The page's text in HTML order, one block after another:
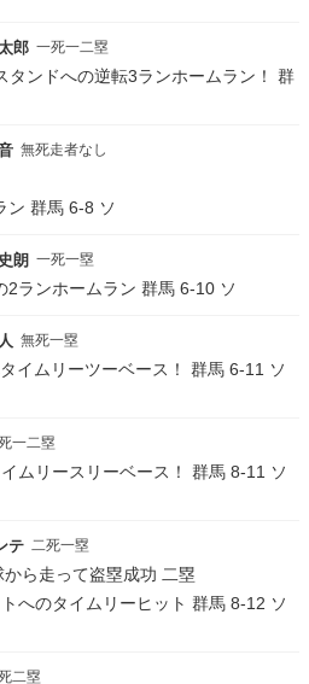
郎 一死一二塁
タンドへの逆転3ランホームラン！ 群
無死走者なし
ン 群馬 6-8 ソ
朗 一死一塁
2ランホームラン 群馬 6-10 ソ
無死一塁
イムリーツーベース！ 群馬 6-11 ソ
一二塁
ムリースリーベース！ 群馬 8-11 ソ
テ 二死一塁
ら走って盗塁成功 二塁
へのタイムリーヒット 群馬 8-12 ソ
二塁